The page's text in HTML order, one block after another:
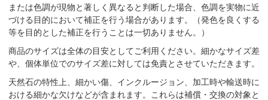
または色調が現物と著しく異なると判断した場合、色調を実物に近
づける目的において補正を行う場合があります。（発色を良くする
等を目的とした補正を行うことは一切ありません。）
商品のサイズは全体の目安としてご利用ください。細かなサイズ差
や、個体単位でのサイズ差に対しては免責とさせていただきます。
天然石の特性上、細かい傷、インクルージョン、加工時や輸送時に
おける細かな欠けなどが含まれます。これらは補償・交換の対象と